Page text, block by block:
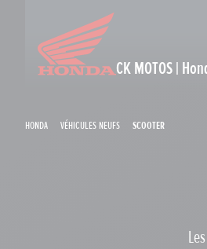
CK MOTOS |
Honda Véhicules neufs Scooter